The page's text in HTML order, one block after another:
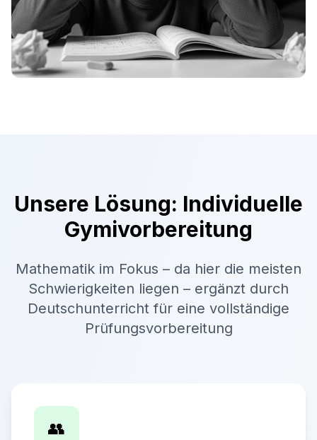
Unsere Lösung: Individuelle
Gymivorbereitung
Mathematik im Fokus – da hier die meisten
Schwierigkeiten liegen – ergänzt durch
Deutschunterricht für eine vollständige
Prüfungsvorbereitung
👥